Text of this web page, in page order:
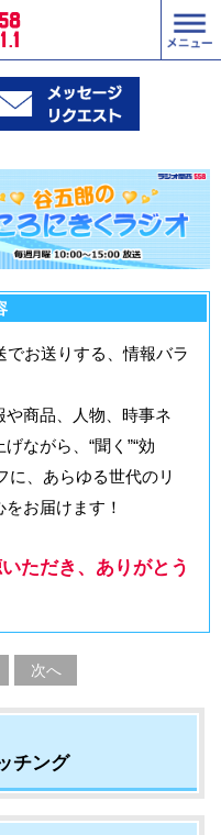
お送りする、情報バラ
商品、人物、時事ネ
ながら、“聞く”“効
に、あらゆる世代のリ
お届けます！
ただき、ありがとう
次へ
チング